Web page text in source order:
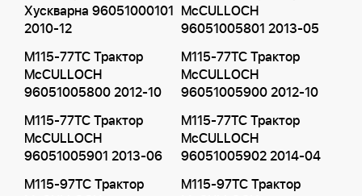
Хускварна 96051000101
2010-12
McCULLOCH
96051005801 2013-05
M115-77TC Трактор
McCULLOCH
96051005800 2012-10
M115-77TC Трактор
McCULLOCH
96051005900 2012-10
M115-77TC Трактор
McCULLOCH
96051005901 2013-06
M115-77TC Трактор
McCULLOCH
96051005902 2014-04
M115-97TC Трактор
M115-97TC Трактор